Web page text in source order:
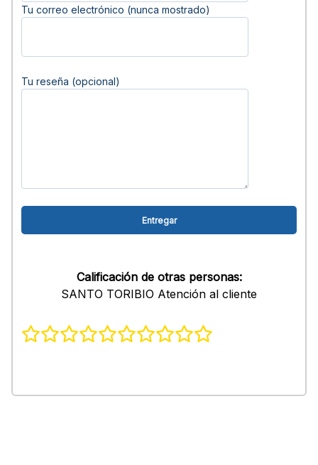
Tu correo electrónico (nunca mostrado)
Tu reseña (opcional)
Calificación de otras personas:
SANTO TORIBIO Atención al cliente